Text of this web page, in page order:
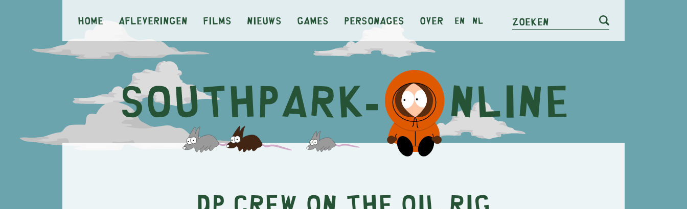
Home Afleveringen Films Nieuws Games Personages Over en nl Zoeken
DP Crew on the oil rig